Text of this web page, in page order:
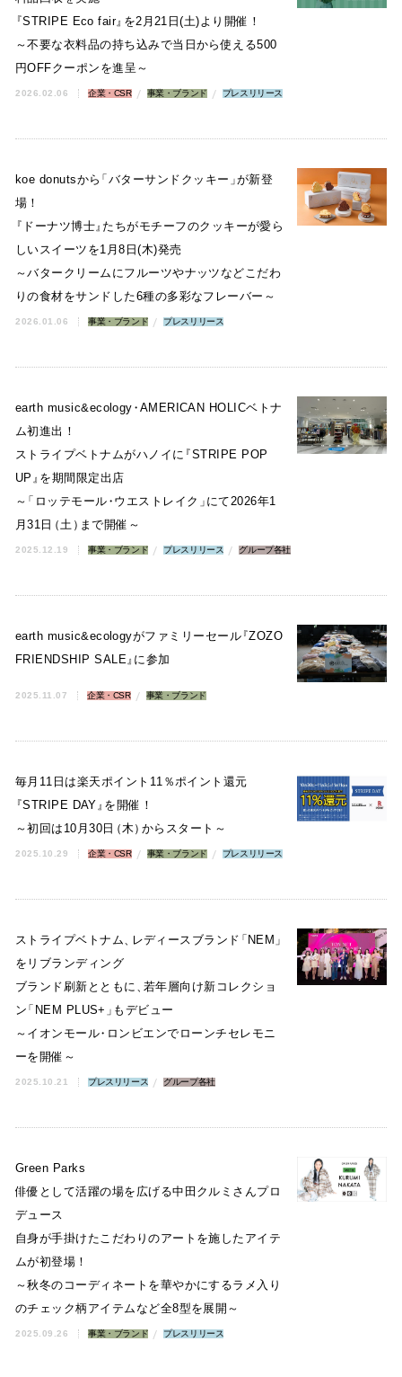
『STRIPE Eco fair』を2月21日(土)より開催！
～不要な衣料品の持ち込みで当日から使える500
円OFFクーポンを進呈～
2026.02.06 企業・CSR 事業・ブランド プレスリリース
koe donutsから「 バターサンドクッキー 」が新登
場！
『 ドーナツ博士』たちがモチーフのクッキーが愛ら
しいスイーツを1月8日(木)発売
～バタークリームにフルーツやナッツなどこだわ
りの食材をサンドした6種の多彩なフレーバー～
2026.01.06 事業・ブランド プレスリリース
earth music&ecology・AMERICAN HOLICベトナ
ム初進出！
ストライプベトナムがハノイに『STRIPE POP
UP 』を期間限定出店
～「 ロッテモール・ウエストレイク 」にて2026年1
月31日（土 ）まで開催～
2025.12.19 事業・ブランド プレスリリース グループ各社
earth music&ecologyがファミリーセール『ZOZO
FRIENDSHIP SALE』に参加
2025.11.07 企業・CSR 事業・ブランド
毎月11日は楽天ポイント11％ポイント還元
『STRIPE DAY 』を開催！
～初回は10月30日（ 木 ）からスタート～
2025.10.29 企業・CSR 事業・ブランド プレスリリース
ストライプベトナム 、レディースブランド「NEM 」
をリブランディング
ブランド刷新とともに
、
若年層向け新コレクショ
ン「 NEM PLUS+ 」もデビュー
～イオンモール・ロンビエンでローンチセレモニ
ーを開催～
2025.10.21 プレスリリース グループ各社
Green Parks
俳優として活躍の場を広げる中田クルミさんプロ
デュース
自身が手掛けたこだわりのアートを施したアイテ
ムが初登場！
～秋冬のコーディネートを華やかにするラメ入り
のチェック柄アイテムなど全8型を展開～
2025.09.26 事業・ブランド プレスリリース